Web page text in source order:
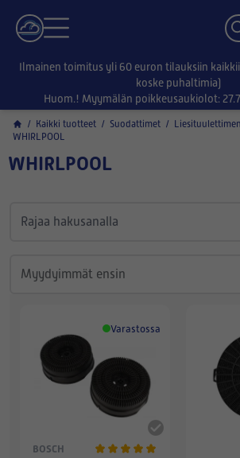
Ilmainen toimitus yli 60 euron tilauksiin
koske puhaltimia)
Huom.! Myymälän poikkeusaukiolot:
/ Kaikki tuotteet / Suodattimet /
WHIRLPOOL
WHIRLPOOL
Varastossa
BOSCH